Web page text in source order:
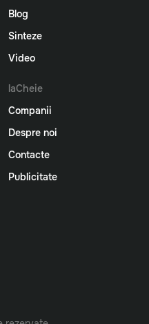
Blog
Sinteze
Video
laCheie
Companii
Despre noi
Contacte
Publicitate